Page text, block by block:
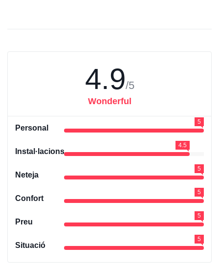
4.9/5
Wonderful
Personal
5
Instal·lacions
4.5
Neteja
5
Confort
5
Preu
5
Situació
5